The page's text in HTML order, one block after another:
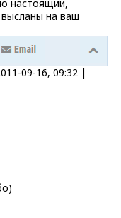
настоящии,
на ваш
09-16, 09:32 |